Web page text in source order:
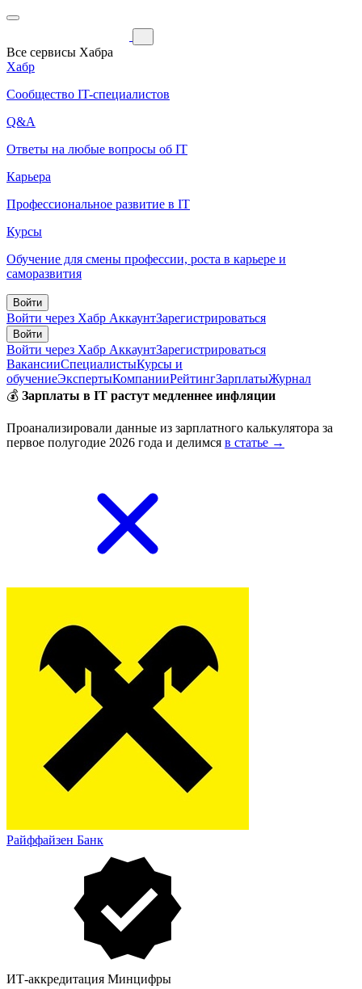
Все сервисы Хабра
Хабр
Сообщество IT-специалистов
Q&A
Ответы на любые вопросы об IT
Карьера
Профессиональное развитие в IT
Курсы
Обучение для смены профессии, роста в карьере и
саморазвития
Войти
Войти через Хабр АккаунтЗарегистрироваться
Войти
Войти через Хабр АккаунтЗарегистрироваться
ВакансииСпециалистыКурсы и
обучениеЭкспертыКомпанииРейтингЗарплатыЖурнал
💰 Зарплаты в IT растут медленнее инфляции
Проанализировали данные из зарплатного калькулятора за
первое полугодие 2026 года и делимся в статье →
Райффайзен Банк
ИТ-аккредитация Минцифры